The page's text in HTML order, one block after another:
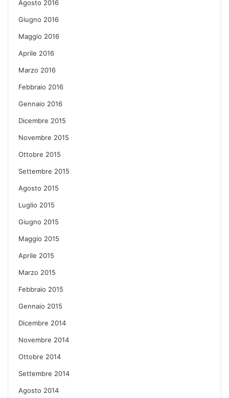
Agosto 2016
Giugno 2016
Maggio 2016
Aprile 2016
Marzo 2016
Febbraio 2016
Gennaio 2016
Dicembre 2015
Novembre 2015
Ottobre 2015
Settembre 2015
Agosto 2015
Luglio 2015
Giugno 2015
Maggio 2015
Aprile 2015
Marzo 2015
Febbraio 2015
Gennaio 2015
Dicembre 2014
Novembre 2014
Ottobre 2014
Settembre 2014
Agosto 2014